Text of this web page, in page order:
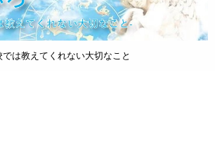
では教えてくれない大切なこと